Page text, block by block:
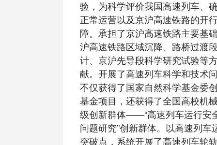
验，为科学评价我国高速列车、
正常运营以及京沪高速铁路的开
障。承担了京沪高速铁路主要基
沪高速铁路区域沉降、路桥过渡
计、京沪先导段科学研究试验等
献。开展了高速列车科学和技术
不仅获得了国家自然科学基金委
基金项目，还获得了全国高校机
级创新群体——“高速列车运行安
问题研究”创新群体。以高速列车
突破点，系统开展了高速列车轮